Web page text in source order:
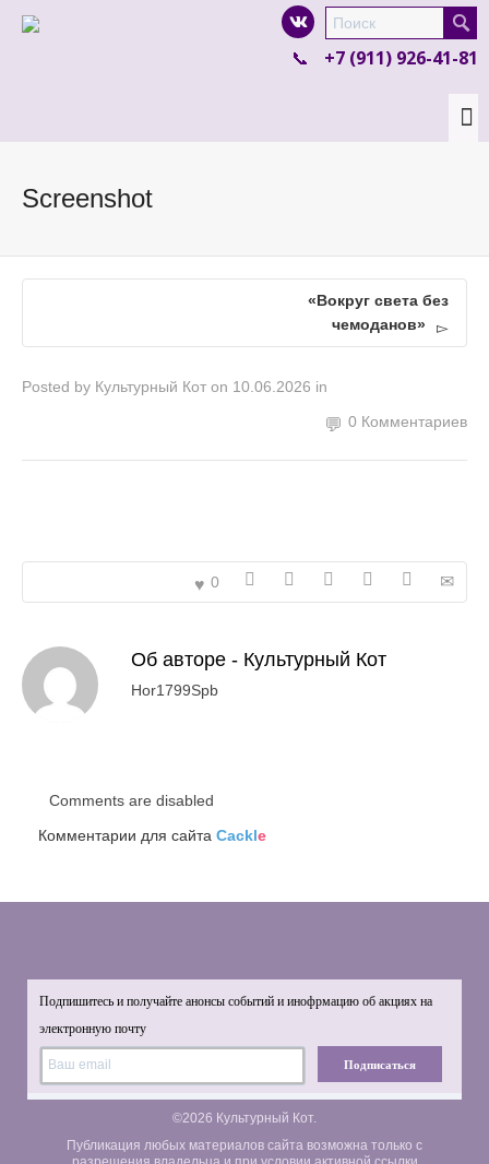
product in a size size .
colour items.
+7 (911) 926-41-81
Screenshot
«Вокруг света без
чемоданов»
Posted by Культурный Кот on 10.06.2026 in
0 Комментариев
0
Об авторе - Культурный Кот
Hor1799Spb
Comments are disabled
Комментарии для сайта Cackle
Подпишитесь и получайте анонсы событий и инофрмацию об акциях на
электронную почту
Подписаться
©2026 Культурный Кот.
Публикация любых материалов сайта возможна только с